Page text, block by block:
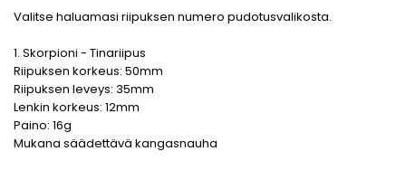
Valitse haluamasi riipuksen numero pudotusvalikosta.
1. Skorpioni - Tinariipus
Riipuksen korkeus: 50mm
Riipuksen leveys: 35mm
Lenkin korkeus: 12mm
Paino: 16g
Mukana säädettävä kangasnauha